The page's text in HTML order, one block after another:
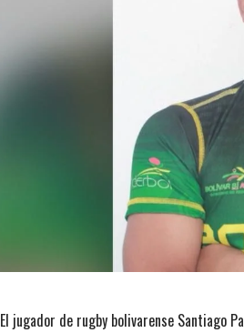
El jugador de rugby bolivarense Santiago